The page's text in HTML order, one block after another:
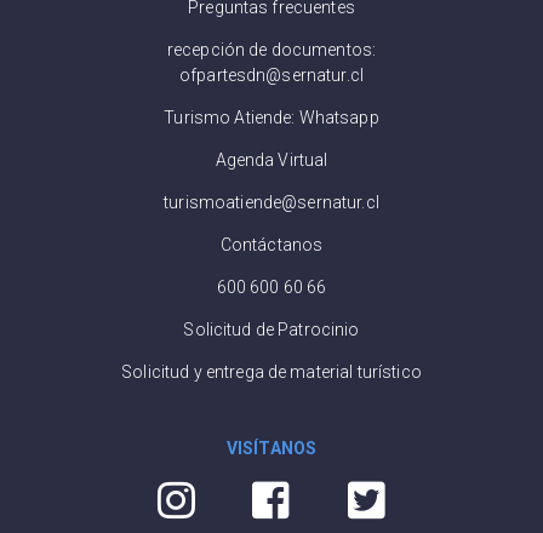
Preguntas frecuentes
recepción de documentos:
ofpartesdn@sernatur.cl
Turismo Atiende: Whatsapp
Agenda Virtual
turismoatiende@sernatur.cl
Contáctanos
600 600 60 66
Solicitud de Patrocinio
Solicitud y entrega de material turístico
VISÍTANOS